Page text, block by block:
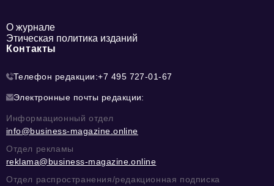
О журнале
Этическая политика изданий
Контакты
Телефон редакции:+7 495 727-01-67
Электронные почты редакции:
Информационный отдел
info@business-magazine.online
Отдел рекламы
reklama@business-magazine.online
Отдел распространения/редакционная подписка